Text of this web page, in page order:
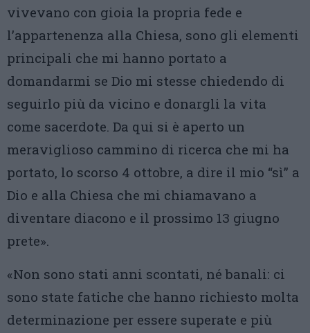
vivevano con gioia la propria fede e
l’appartenenza alla Chiesa, sono gli elementi
principali che mi hanno portato a
domandarmi se Dio mi stesse chiedendo di
seguirlo più da vicino e donargli la vita
come sacerdote. Da qui si è aperto un
meraviglioso cammino di ricerca che mi ha
portato, lo scorso 4 ottobre, a dire il mio “sì” a
Dio e alla Chiesa che mi chiamavano a
diventare diacono e il prossimo 13 giugno
prete».
«Non sono stati anni scontati, né banali: ci
sono state fatiche che hanno richiesto molta
determinazione per essere superate e più